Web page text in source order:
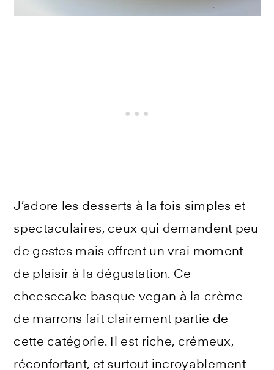
J’adore les desserts à la fois simples et
spectaculaires, ceux qui demandent peu
de gestes mais offrent un vrai moment
de plaisir à la dégustation. Ce
cheesecake basque vegan à la crème
de marrons fait clairement partie de
cette catégorie. Il est riche, crémeux,
réconfortant, et surtout incroyablement